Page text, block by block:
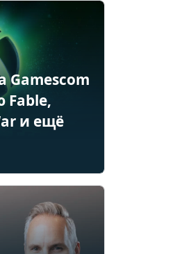
Gamescom
Fable,
и ещё